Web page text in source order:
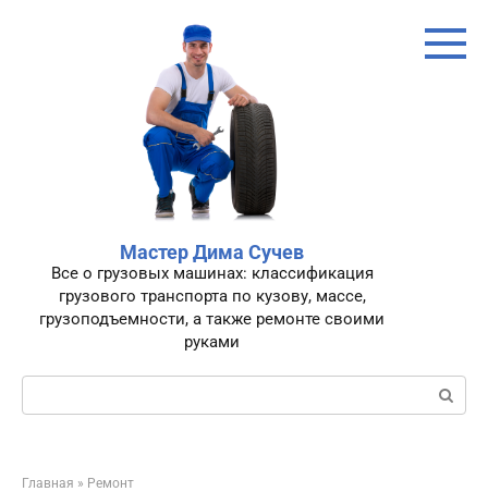
Мастер Дима Сучев
Все о грузовых машинах: классификация
грузового транспорта по кузову, массе,
грузоподъемности, а также ремонте своими
руками
Поиск:
Главная » Ремонт